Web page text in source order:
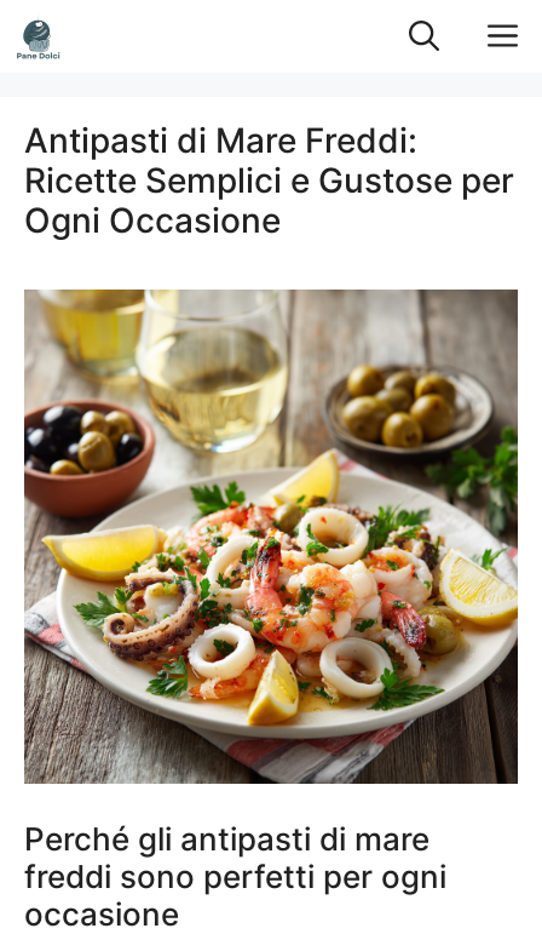
Vai
al
Antipasti di Mare Freddi:
Ricette Semplici e Gustose per
Ogni Occasione
Perché gli antipasti di mare
freddi sono perfetti per ogni
occasione